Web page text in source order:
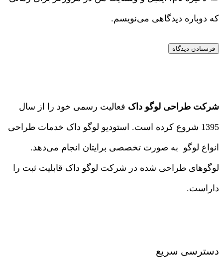
که دوباره دیدگاهی می‌نویسم.
شرکت طراحی لوگو داک فعالیت رسمی خود را از سال
1395 شروع کرده است. استودیو لوگو داک خدمات طراحی
انواع لوگو به صورت تخصصی برایتان انجام می‌دهد.
لوگوهای طراحی شده در شرکت لوگو داک قابلیت ثبت را
داراست.
دسترسی سریع